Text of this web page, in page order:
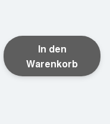
In den
Warenkorb